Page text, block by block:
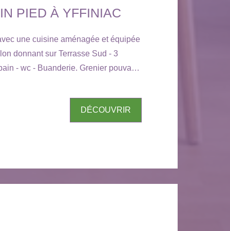
PIED À YFFINIAC
une cuisine aménagée et équipée
donnant sur Terrasse Sud - 3
- wc - Buanderie. Grenier pouvant
LA CAMPAGNE, PAS VIS-A-VIS!
disponibles sur notre site :
YFFINIAC IMMOBILIER : 6,
DÉCOUVRIR